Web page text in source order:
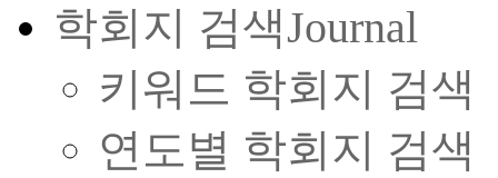
학회지 검색Journal
키워드 학회지 검색
연도별 학회지 검색